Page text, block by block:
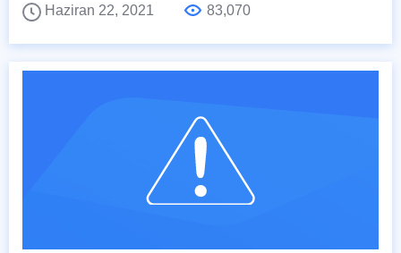
Haziran 22, 2021
83,070